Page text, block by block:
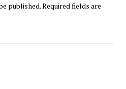
published.Required fields are